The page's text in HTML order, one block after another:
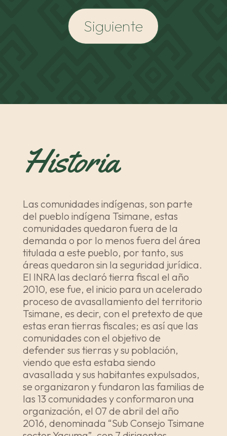
Siguiente
Historia
Las comunidades indígenas, son parte
del pueblo indígena Tsimane, estas
comunidades quedaron fuera de la
demanda o por lo menos fuera del área
titulada a este pueblo, por tanto, sus
áreas quedaron sin la seguridad jurídica.
El INRA las declaró tierra fiscal el año
2010, ese fue, el inicio para un acelerado
proceso de avasallamiento del territorio
Tsimane, es decir, con el pretexto de que
estas eran tierras fiscales; es así que las
comunidades con el objetivo de
defender sus tierras y su población,
viendo que esta estaba siendo
avasallada y sus habitantes expulsados,
se organizaron y fundaron las familias de
las 13 comunidades y conformaron una
organización, el 07 de abril del año
2016, denominada “Sub Consejo Tsimane